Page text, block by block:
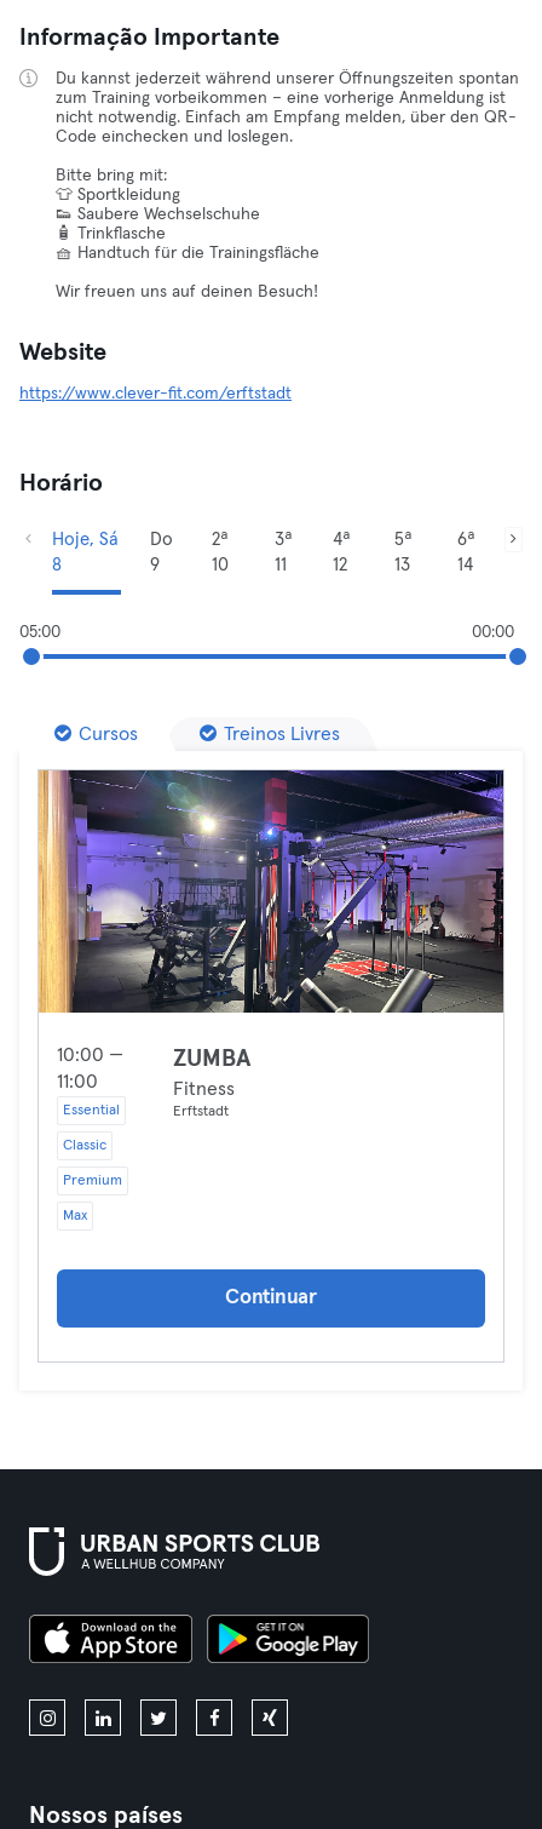
Informação Importante
Du kannst jederzeit während unserer Öffnungszeiten spontan
zum Training vorbeikommen – eine vorherige Anmeldung ist
nicht notwendig. Einfach am Empfang melden, über den QR-
Code einchecken und loslegen.
Bitte bring mit:
👕 Sportkleidung
👟 Saubere Wechselschuhe
🧴 Trinkflasche
🧺 Handtuch für die Trainingsfläche
Wir freuen uns auf deinen Besuch!
Website
https://www.clever-fit.com/erftstadt
Horário
Hoje, Sá
8
Do
9
2ª
10
3ª
11
4ª
12
5ª
13
6ª
14
05:00 00:00
Cursos Treinos Livres
10:00 —
11:00
Essential
Classic
Premium
Max
ZUMBA
Fitness
Erftstadt
Continuar
Nossos países